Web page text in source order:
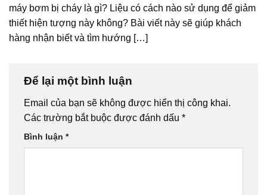
máy bơm bị cháy là gì? Liệu có cách nào sử dụng để giảm
thiết hiện tượng này không? Bài viết này sẽ giúp khách
hàng nhận biết và tìm hướng […]
Để lại một bình luận
Email của bạn sẽ không được hiển thị công khai.
Các trường bắt buộc được đánh dấu *
Bình luận *